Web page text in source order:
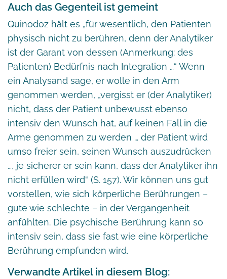
Auch das Gegenteil ist gemeint
Quinodoz hält es „für wesentlich, den Patienten
physisch nicht zu berühren, denn der Analytiker
ist der Garant von dessen (Anmerkung: des
Patienten) Bedürfnis nach Integration …“ Wenn
ein Analysand sage, er wolle in den Arm
genommen werden, „vergisst er (der Analytiker)
nicht, dass der Patient unbewusst ebenso
intensiv den Wunsch hat, auf keinen Fall in die
Arme genommen zu werden … der Patient wird
umso freier sein, seinen Wunsch auszudrücken
…, je sicherer er sein kann, dass der Analytiker ihn
nicht erfüllen wird“ (S. 157). Wir können uns gut
vorstellen, wie sich körperliche Berührungen –
gute wie schlechte – in der Vergangenheit
anfühlten. Die psychische Berührung kann so
intensiv sein, dass sie fast wie eine körperliche
Berührung empfunden wird.
Verwandte Artikel in diesem Blog: